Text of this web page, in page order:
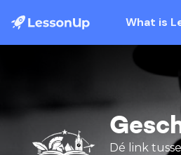
What is
Dé link